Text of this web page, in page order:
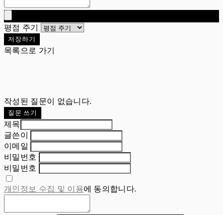
평점 주기
저장하기
목록으로 가기
작성된 질문이 없습니다.
질문 쓰기
제목
글쓴이
이메일
비밀번호
비밀번호
개인정보 수집 및 이용에 동의합니다.